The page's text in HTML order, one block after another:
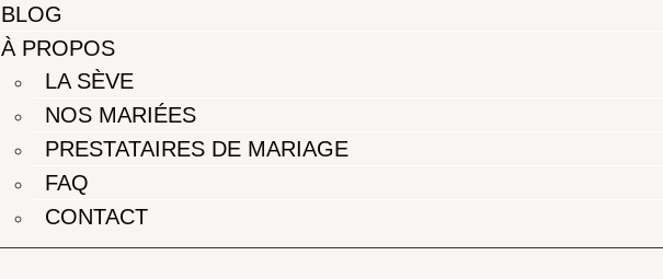
BLOG
À PROPOS
LA SÈVE
NOS MARIÉES
PRESTATAIRES DE MARIAGE
FAQ
CONTACT